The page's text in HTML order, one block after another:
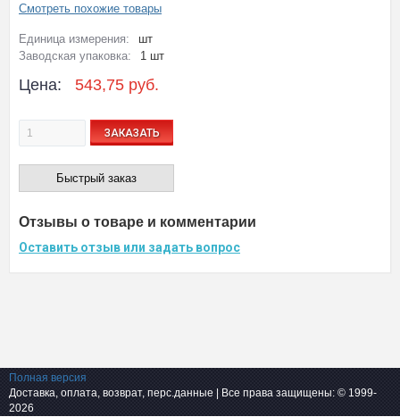
Смотреть похожие товары
Единица измерения:
шт
Заводская упаковка:
1 шт
Цена: 543,75 руб.
ЗАКАЗАТЬ
Быстрый заказ
Отзывы о товаре и комментарии
Оставить отзыв или задать вопрос
Полная версия
Доставка, оплата, возврат, перс.данные | Все права защищены: © 1999-
2026